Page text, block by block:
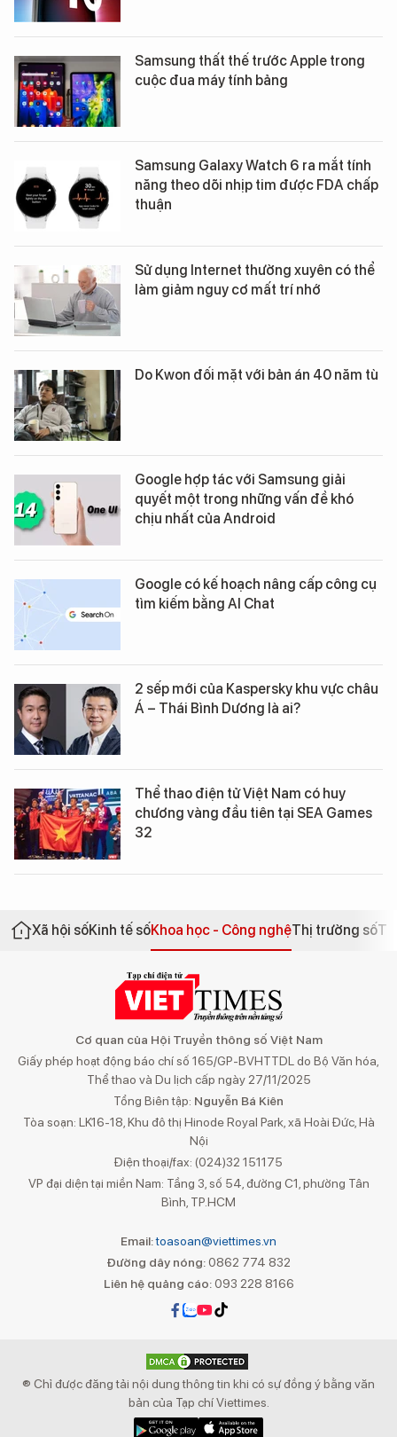
Samsung thất thế trước Apple trong
cuộc đua máy tính bảng
Samsung Galaxy Watch 6 ra mắt tính
năng theo dõi nhịp tim được FDA chấp
thuận
Sử dụng Internet thường xuyên có thể
làm giảm nguy cơ mất trí nhớ
Do Kwon đối mặt với bản án 40 năm tù
Google hợp tác với Samsung giải
quyết một trong những vấn đề khó
chịu nhất của Android
Google có kế hoạch nâng cấp công cụ
tìm kiếm bằng AI Chat
2 sếp mới của Kaspersky khu vực châu
Á – Thái Bình Dương là ai?
Thể thao điện tử Việt Nam có huy
chương vàng đầu tiên tại SEA Games
32
Xã hội sốKinh tế sốKhoa học - Công nghệThị trường số
Cơ quan của Hội Truyền thông số Việt Nam
Giấy phép hoạt động báo chí số 165/GP-BVHTTDL do Bộ Văn hóa,
Thể thao và Du lịch cấp ngày 27/11/2025
Tổng Biên tập: Nguyễn Bá Kiên
Tòa soạn: LK16-18, Khu đô thị Hinode Royal Park, xã Hoài Đức, Hà
Nội
Điện thoại/fax: (024)32 151175
VP đại diện tại miền Nam: Tầng 3, số 54, đường C1, phường Tân
Bình, TP.HCM
Email:toasoan@viettimes.vn
Đường dây nóng: 0862 774 832
Liên hệ quảng cáo:093 228 8166
® Chỉ được đăng tải nội dung thông tin khi có sự đồng ý bằng văn
bản của Tạp chí Viettimes.